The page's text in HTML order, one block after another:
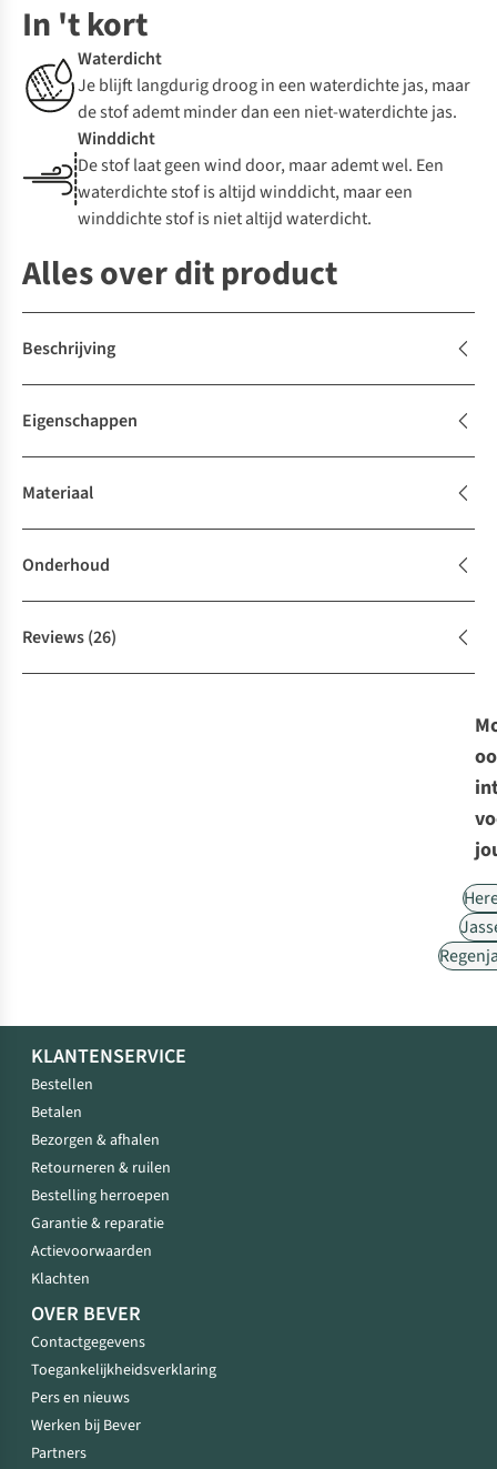
In 't kort
Waterdicht
Je blijft langdurig droog in een waterdichte jas, maar
de stof ademt minder dan een niet-waterdichte jas.
Winddicht
De stof laat geen wind door, maar ademt wel. Een
waterdichte stof is altijd winddicht, maar een
winddichte stof is niet altijd waterdicht.
Alles over dit product
Beschrijving
Eigenschappen
Materiaal
Onderhoud
Reviews(26)
KLANTENSERVICE
Bestellen
Betalen
Bezorgen & afhalen
Retourneren & ruilen
Bestelling herroepen
Garantie & reparatie
Actievoorwaarden
Klachten
OVER BEVER
Contactgegevens
Toegankelijkheidsverklaring
Pers en nieuws
Werken bij Bever
Partners